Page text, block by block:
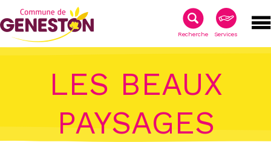
Recherche Services
LES BEAUX
PAYSAGES